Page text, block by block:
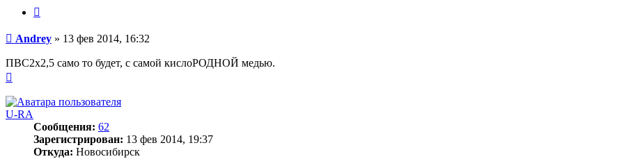
Сообщение
Andrey » 13 фев 2014, 16:32
ПВС2х2,5 само то будет, с самой кислоРОДНОЙ медью.
началу
U-RA
Сообщения: 62
Зарегистрирован: 13 фев 2014, 19:37
Откуда: Новосибирск